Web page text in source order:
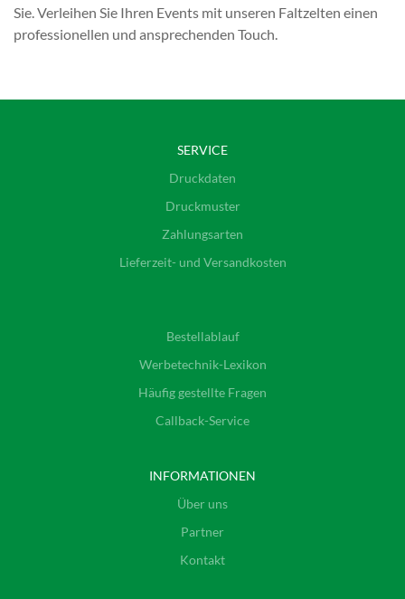
Sie. Verleihen Sie Ihren Events mit unseren Faltzelten einen
professionellen und ansprechenden Touch.
SERVICE
Druckdaten
Druckmuster
Zahlungsarten
Lieferzeit- und Versandkosten
Bestellablauf
Werbetechnik-Lexikon
Häufig gestellte Fragen
Callback-Service
INFORMATIONEN
Über uns
Partner
Kontakt